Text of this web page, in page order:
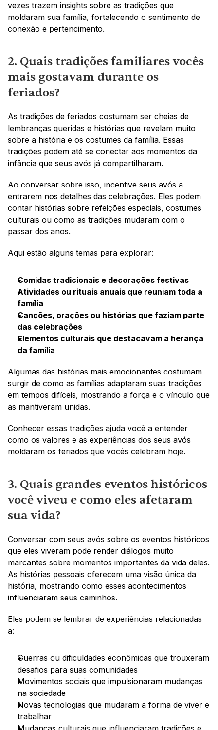
vezes trazem insights sobre as tradições que
moldaram sua família, fortalecendo o sentimento de
conexão e pertencimento.
2. Quais tradições familiares vocês
mais gostavam durante os
feriados?
As tradições de feriados costumam ser cheias de
lembranças queridas e histórias que revelam muito
sobre a história e os costumes da família. Essas
tradições podem até se conectar aos momentos da
infância que seus avós já compartilharam.
Ao conversar sobre isso, incentive seus avós a
entrarem nos detalhes das celebrações. Eles podem
contar histórias sobre refeições especiais, costumes
culturais ou como as tradições mudaram com o
passar dos anos.
Aqui estão alguns temas para explorar:
Comidas tradicionais e decorações festivas
Atividades ou rituais anuais que reuniam toda a
família
Canções, orações ou histórias que faziam parte
das celebrações
Elementos culturais que destacavam a herança
da família
Algumas das histórias mais emocionantes costumam
surgir de como as famílias adaptaram suas tradições
em tempos difíceis, mostrando a força e o vínculo que
as mantiveram unidas.
Conhecer essas tradições ajuda você a entender
como os valores e as experiências dos seus avós
moldaram os feriados que vocês celebram hoje.
3. Quais grandes eventos históricos
você viveu e como eles afetaram
sua vida?
Conversar com seus avós sobre os eventos históricos
que eles viveram pode render diálogos muito
marcantes sobre momentos importantes da vida deles.
As histórias pessoais oferecem uma visão única da
história, mostrando como esses acontecimentos
influenciaram seus caminhos.
Eles podem se lembrar de experiências relacionadas
a:
Guerras ou dificuldades econômicas que trouxeram
desafios para suas comunidades
Movimentos sociais que impulsionaram mudanças
na sociedade
Novas tecnologias que mudaram a forma de viver e
trabalhar
Mudanças culturais que influenciaram tradições e